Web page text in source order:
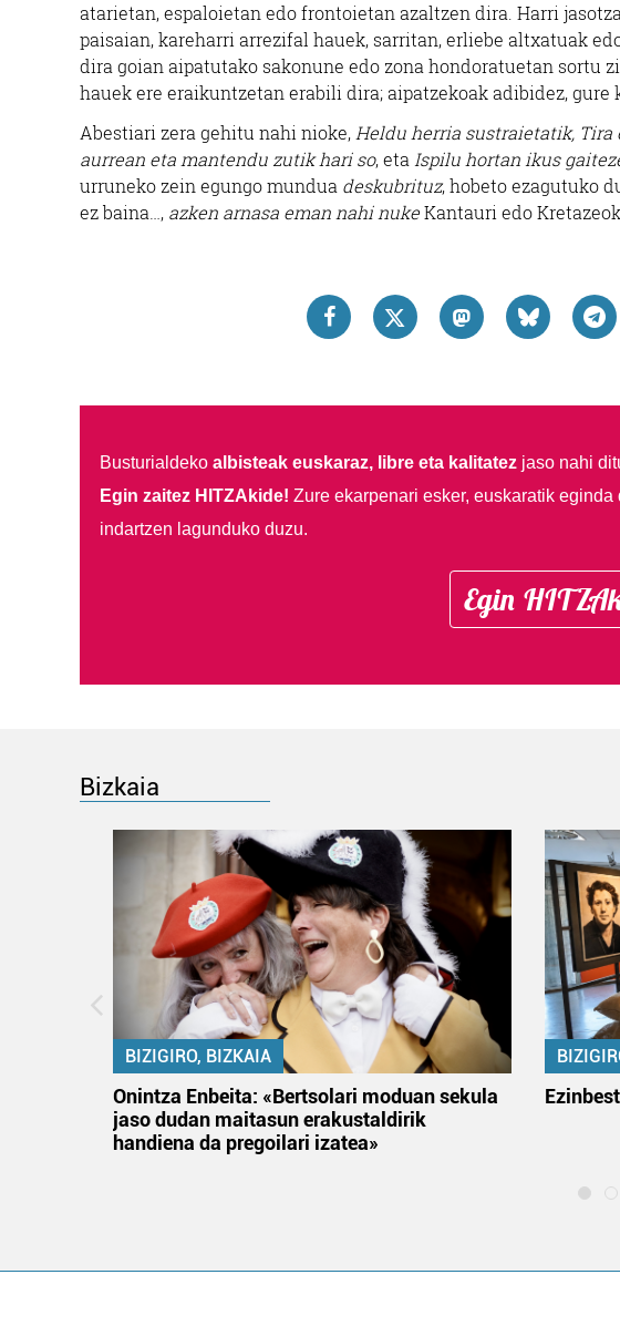
atarietan, espaloietan edo frontoietan azaltzen dira. Harri
paisaian, kareharri arrezifal hauek, sarritan, erliebe altxatuak
dira goian aipatutako sakonune edo zona hondoratuetan sortu
hauek ere eraikuntzetan erabili dira; aipatzekoak adibidez, gure
Abestiari zera gehitu nahi nioke, Heldu herria sustraietatik, Tira
aurrean eta mantendu zutik hari so, eta Ispilu hortan ikus
urruneko zein egungo mundua deskubrituz, hobeto ezagutuko
ez baina…, azken arnasa eman nahi nukeKantauri edo
Busturialdeko albisteak euskaraz, libre eta kalitatezjaso nahi
Egin zaitez HITZAkide! Zure ekarpenari esker, euskaratik
indartzen lagunduko duzu.
Egin
Bizkaia
BIZIGIRO, BIZKAIA
Onintza Enbeita: «Bertsolari moduan sekula
jaso dudan maitasun erakustaldirik
handiena da pregoilari izatea»